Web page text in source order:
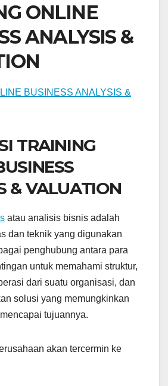
ONLINE
ANALYSIS &
TRAINING
& VALUATION
atau analisis bisnis adalah
dan teknik yang digunakan
penghubung antara para
untuk memahami struktur,
dari suatu organisasi, dan
solusi yang memungkinkan
tujuannya.
akan tercermin ke